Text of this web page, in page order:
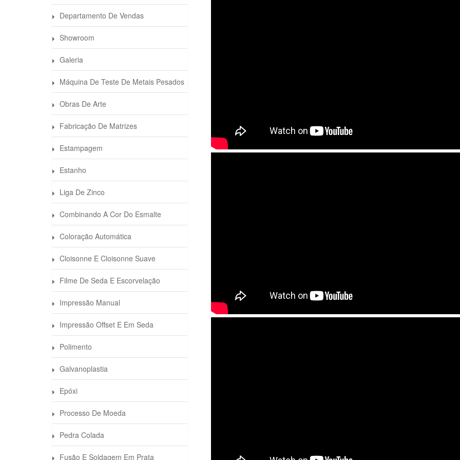
Departamento De Vendas
Showroom
Galeria
Máquina De Teste De Metais Pesados
Obras De Arte
Fabricação De Matrizes
Estampagem
Estanho
Liga De Zinco
Combinando A Cor Do Esmalte
Coloração Automática
Cloisonne E Cloisonne Suave
Filme De Seda E Escorvelação
Impressão Manual
Impressão Offset E Em Seda
Polimento
Galvanoplastia
Epóxi
Processo De Moeda
Pedra Colada
Fusão E Soldagem Em Prata